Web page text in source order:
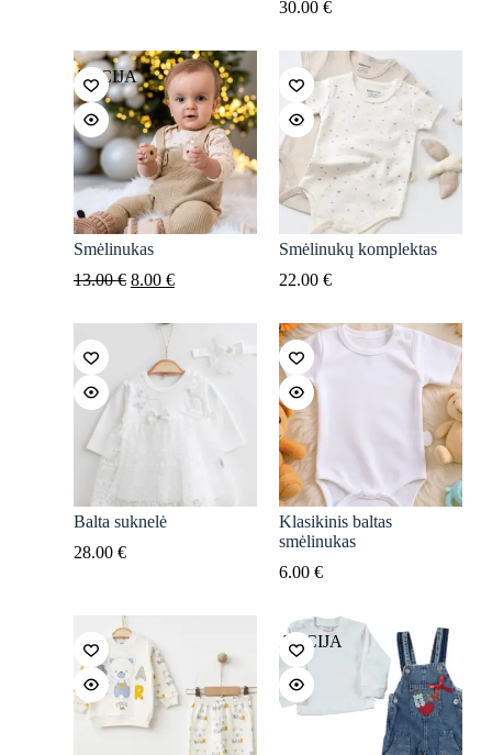
30.00 €
AKCIJA
Smėlinukas
13.00€ Original
13.00 €.
8.00 €Current
Smėlinukų komplektas
22.00 €
Balta suknelė
28.00 €
Klasikinis baltas
smėlinukas
6.00 €
AKCIJA